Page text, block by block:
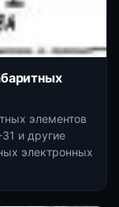
элементов
и другие
электронных